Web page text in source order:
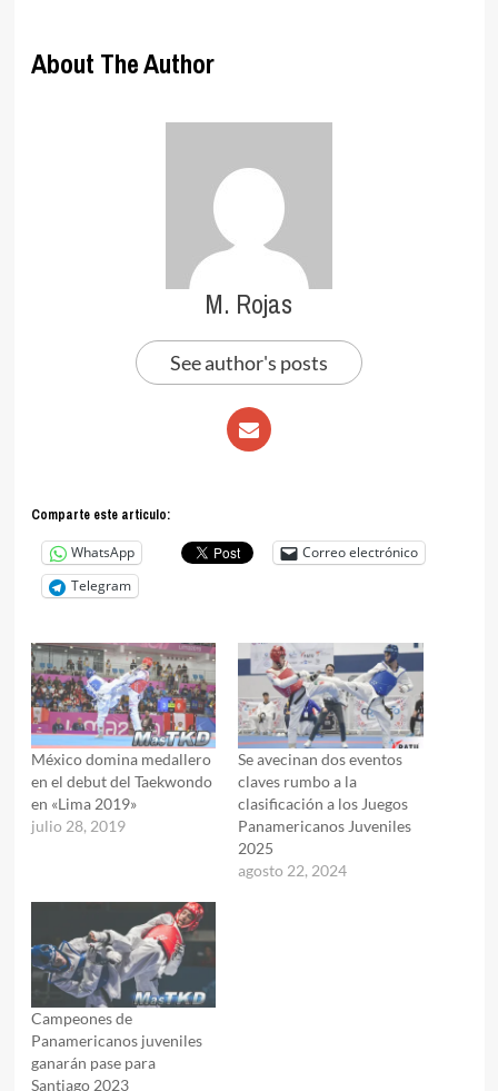
About The Author
M. Rojas
See author's posts
Comparte este articulo:
WhatsApp
Correo electrónico
Telegram
México domina medallero
en el debut del Taekwondo
en «Lima 2019»
julio 28, 2019
Se avecinan dos eventos
claves rumbo a la
clasificación a los Juegos
Panamericanos Juveniles
2025
agosto 22, 2024
Campeones de
Panamericanos juveniles
ganarán pase para
Santiago 2023